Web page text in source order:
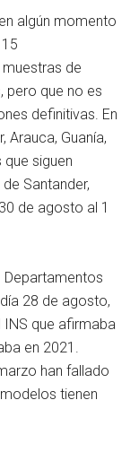
algún momento
de
pero que no es
definitivas. En
Arauca, Guanía,
que siguen
Santander,
de agosto al 1
28 de agosto,
que afirmaba
en 2021.
han fallado
tienen